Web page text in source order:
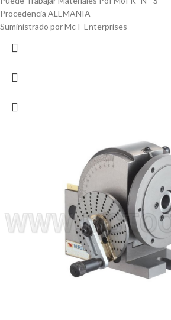
Procedencia ALEMANIA
Suministrado por McT-Enterprises